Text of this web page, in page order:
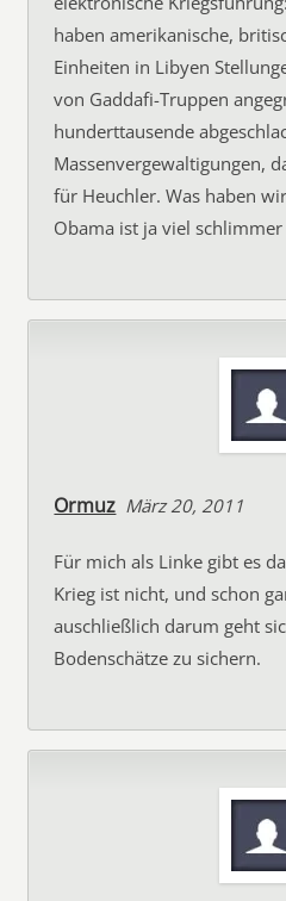
haben amerikanische,
Einheiten in Libyen
von Gaddafi-Truppen
hunderttausende
Massenvergewaltigungen,
für Heuchler. Was haben
Obama ist ja viel
Ormuz März 20, 2011
Für mich als Linke gibt es
Krieg ist nicht, und schon
auschließlich darum geht
Bodenschätze zu sichern.